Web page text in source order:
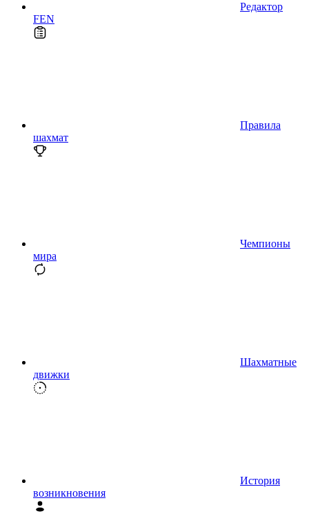
Редактор
FEN
Правила
шахмат
Чемпионы
мира
Шахматные
движки
История
возникновения